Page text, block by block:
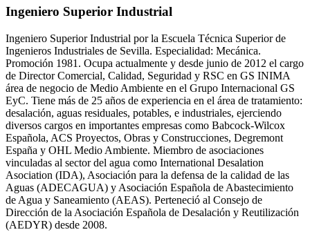
Ingeniero Superior Industrial
Ingeniero Superior Industrial por la Escuela Técnica Superior de
Ingenieros Industriales de Sevilla. Especialidad: Mecánica.
Promoción 1981. Ocupa actualmente y desde junio de 2012 el cargo
de Director Comercial, Calidad, Seguridad y RSC en GS INIMA
área de negocio de Medio Ambiente en el Grupo Internacional GS
EyC. Tiene más de 25 años de experiencia en el área de tratamiento:
desalación, aguas residuales, potables, e industriales, ejerciendo
diversos cargos en importantes empresas como Babcock-Wilcox
Española, ACS Proyectos, Obras y Construcciones, Degremont
España y OHL Medio Ambiente. Miembro de asociaciones
vinculadas al sector del agua como International Desalation
Asociation (IDA), Asociación para la defensa de la calidad de las
Aguas (ADECAGUA) y Asociación Española de Abastecimiento
de Agua y Saneamiento (AEAS). Perteneció al Consejo de
Dirección de la Asociación Española de Desalación y Reutilización
(AEDYR) desde 2008.